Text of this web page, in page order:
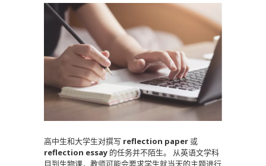
高中生和大学生对撰写 reflection paper或
reflection essay 的任务并不陌生。
从英语文学科
目到生物课，教师可能会要求学生就当天的主题进行